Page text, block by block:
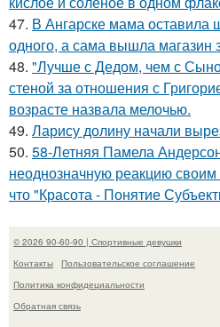
47. В Ангарске мама оставила
одного, а сама вышла магазин
48. "Лучше с Дедом, чем с
стеной за отношения с
возрасте назвала мелочью.
49. Ларису долину начали
50. 58-Летняя Памела
неоднозначную реакцию
что "Красота - Понятие
© 2026 90-60-90 | Спортивные девушки
Контакты
Пользовательское соглашение
Политика конфидециальности
Обратная связь